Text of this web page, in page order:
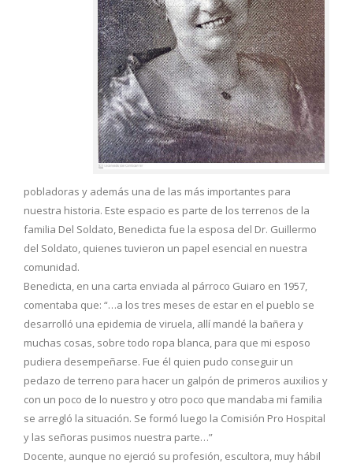
pobladoras y además una de las más importantes para
nuestra historia. Este espacio es parte de los terrenos de la
familia Del Soldato, Benedicta fue la esposa del Dr. Guillermo
del Soldato, quienes tuvieron un papel esencial en nuestra
comunidad.
Benedicta, en una carta enviada al párroco Guiaro en 1957,
comentaba que: “…a los tres meses de estar en el pueblo se
desarrolló una epidemia de viruela, allí mandé la bañera y
muchas cosas, sobre todo ropa blanca, para que mi esposo
pudiera desempeñarse. Fue él quien pudo conseguir un
pedazo de terreno para hacer un galpón de primeros auxilios y
con un poco de lo nuestro y otro poco que mandaba mi familia
se arregló la situación. Se formó luego la Comisión Pro Hospital
y las señoras pusimos nuestra parte…”
Docente, aunque no ejerció su profesión, escultora, muy hábil